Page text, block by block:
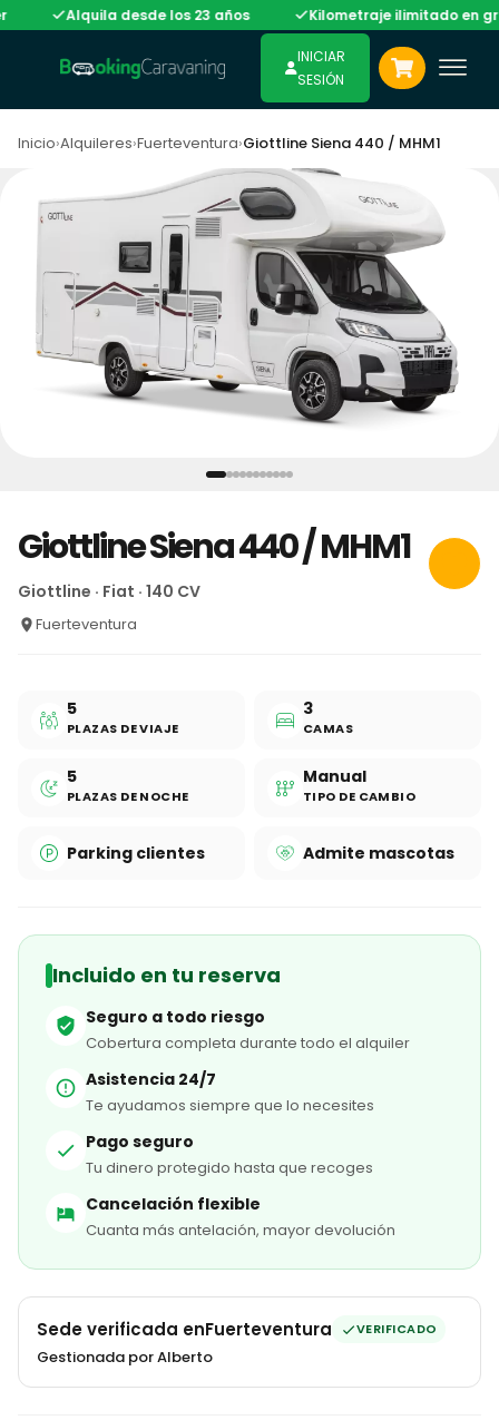
Alquila desde los 23 años Kilometraje ilimitado en
INICIAR
SESIÓN
Inicio›Alquileres›Fuerteventura›Giottline Siena 440 / MHM1
Giottline Siena 440 / MHM1
Giottline · Fiat · 140 CV
Fuerteventura
5
PLAZAS DE VIAJE
3
CAMAS
5
PLAZAS DE NOCHE
Manual
TIPO DE CAMBIO
Parking clientes Admite mascotas
Incluido en tu reserva
Seguro a todo riesgo
Cobertura completa durante todo el alquiler
Asistencia 24/7
Te ayudamos siempre que lo necesites
Pago seguro
Tu dinero protegido hasta que recoges
Cancelación flexible
Cuanta más antelación, mayor devolución
Sede verificada enFuerteventura VERIFICADO
Gestionada por Alberto